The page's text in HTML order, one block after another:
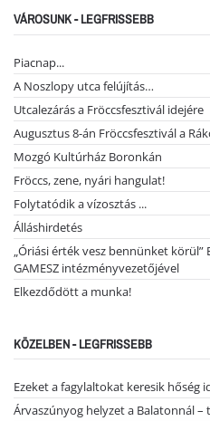
VÁROSUNK - LEGFRISSEBB
Piacnap...
A Noszlopy utca felújítás…
Utcalezárás a Fröccsfesztivál idejére
Augusztus 8-án Fröccsfesztivál a
Mozgó Kultúrház Boronkán
Fröccs, zene, nyári hangulat!
Folytatódik a vízosztás ...
Álláshirdetés
„Óriási érték vesz bennünket körül”
GAMESZ intézményvezetőjével
Elkezdődött a munka!
KÖZELBEN - LEGFRISSEBB
Ezeket a fagylaltokat keresik hőség
Árvaszúnyog helyzet a Balatonnál